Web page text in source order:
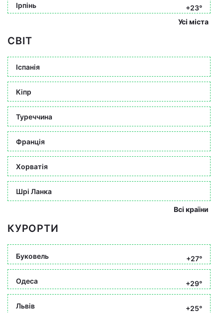
Ірпінь
+23°
Усі міста
СВІТ
Іспанія
Кіпр
Туреччина
Франція
Хорватія
Шрі Ланка
Всі країни
КУРОРТИ
Буковель +27°
Одеса +29°
Львів +25°